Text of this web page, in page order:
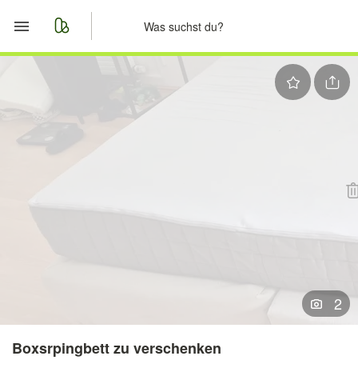
Nachrichten
2
Boxsrpingbett zu verschenken